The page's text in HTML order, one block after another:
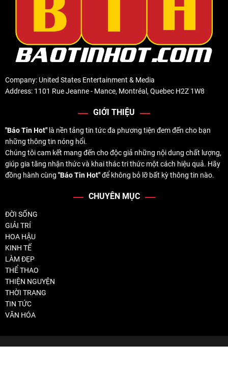
Company: United States Entertainment & Media
Address: 1101 Rue Jeanne - Mance, Montréal, Quebec H2Z 1W8
GIỚI THIỆU
"Báo Tin Hot" là nền tảng tin tức đa phương tiện đem đến cho bạn
những thông tin nóng hổi.
Chúng tôi cam kết mang đến cho độc giả những nội dung chất lượng,
giúp gia tăng nhận thức và khai thác tri thức một cách hiệu quả. Hãy
đồng hành cùng "Báo Tin Hot"để không bỏ lỡ bất kỳ thông tin nào.
CHUYÊN MỤC
ĐỜI SỐNG
GIẢI TRÍ
HOA HẬU
KINH TẾ
LÀM ĐẸP
THỂ THAO
THIỆN NGUYỆN
THỜI TRANG
TIN TỨC
VĂN HÓA